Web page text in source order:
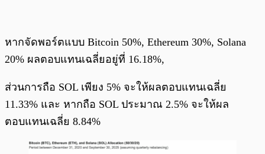
หากจัดพอร์ตแบบ Bitcoin 50%, Ethereum 30%, Solana
20% ผลตอบแทนเฉลี่ยอยู่ที่ 16.18%,
ส่วนการถือ SOL เพียง 5% จะให้ผลตอบแทนเฉลี่ย
11.33% และ หากถือ SOL ประมาณ 2.5% จะให้ผล
ตอบแทนเฉลี่ย 8.84%